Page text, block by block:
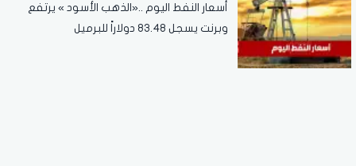
أسعار النفط اليوم ..«الذهب الأسود » يرتفع
وبرنت يسجل 83.48 دولاراً للبرميل